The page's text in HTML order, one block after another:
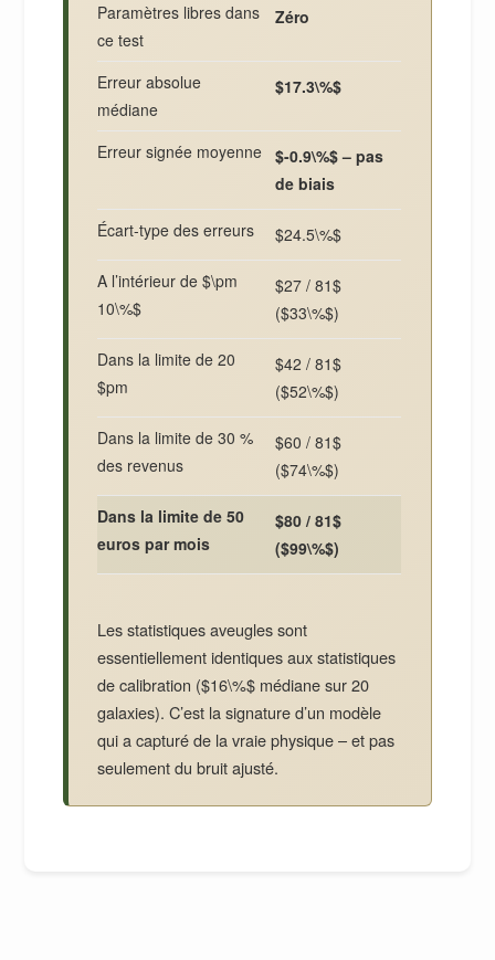
Paramètres libres dans
ce test
Zéro
Erreur absolue
médiane
$17.3\%$
Erreur signée moyenne
$-0.9\%$ – pas
de biais
Écart-type des erreurs $24.5\%$
A l’intérieur de $\pm
10\%$
$27 / 81$
($33\%$)
Dans la limite de 20
$pm
$42 / 81$
($52\%$)
Dans la limite de 30 %
des revenus
$60 / 81$
($74\%$)
Dans la limite de 50
euros par mois
$80 / 81$
($99\%$)
Les statistiques aveugles sont
essentiellement identiques aux statistiques
de calibration ($16\%$ médiane sur 20
galaxies). C’est la signature d’un modèle
qui a capturé de la vraie physique – et pas
seulement du bruit ajusté.